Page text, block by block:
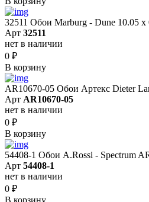
32511 Обои Marburg - Dune 10.05 х
Арт 32511
нет в наличии
0 ₽
В корзину
AR10670-05 Обои Артекс Dieter
Арт AR10670-05
нет в наличии
0 ₽
В корзину
54408-1 Обои A.Rossi - Spectrum
Арт 54408-1
нет в наличии
0 ₽
В корзину